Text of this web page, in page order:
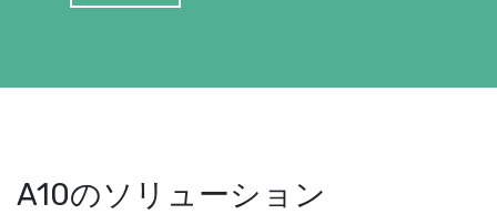
A10のソリューション